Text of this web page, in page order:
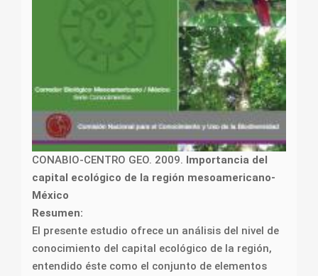
CONABIO-CENTRO GEO. 2009. Importancia del
capital ecológico de la región mesoamericano-
México
Resumen:
El presente estudio ofrece un análisis del nivel de
conocimiento del capital ecológico de la región,
entendido éste como el conjunto de elementos